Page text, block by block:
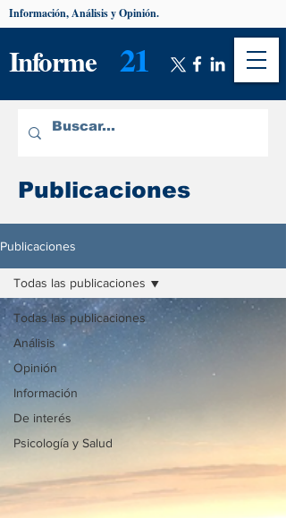
Informe 21
Información, Análisis y Opinión.
Publicaciones
Publicaciones
Todas las publicaciones
Análisis
Opinión
Información
De interés
Psicología y Salud
Todas las publicaciones